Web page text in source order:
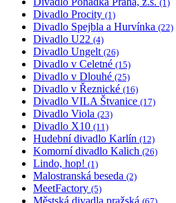
(1)
Divadlo Procity (1)
Divadlo Spejbla a Hurvínka (22)
Divadlo U22 (4)
Divadlo Ungelt (26)
Divadlo v Celetné (15)
Divadlo v Dlouhé (25)
Divadlo v Řeznické (16)
Divadlo VILA Štvanice (17)
Divadlo Viola (23)
Divadlo X10 (11)
Hudební divadlo Karlín (12)
Komorní divadlo Kalich (26)
Lindo, hop! (1)
Malostranská beseda (2)
MeetFactory (5)
Městská divadla pražská